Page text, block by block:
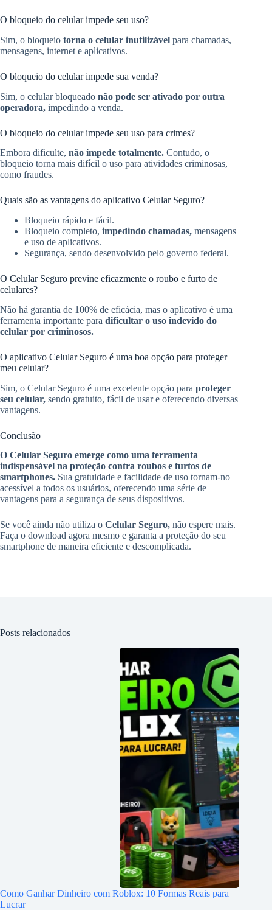
O bloqueio do celular impede seu uso?
Sim, o bloqueio torna o celular inutilizável para chamadas,
mensagens, internet e aplicativos.
O bloqueio do celular impede sua venda?
Sim, o celular bloqueado não pode ser ativado por outra
operadora, impedindo a venda.
O bloqueio do celular impede seu uso para crimes?
Embora dificulte, não impede totalmente. Contudo, o
bloqueio torna mais difícil o uso para atividades criminosas,
como fraudes.
Quais são as vantagens do aplicativo Celular Seguro?
Bloqueio rápido e fácil.
Bloqueio completo, impedindo chamadas, mensagens
e uso de aplicativos.
Segurança, sendo desenvolvido pelo governo federal.
O Celular Seguro previne eficazmente o roubo e furto de
celulares?
Não há garantia de 100% de eficácia, mas o aplicativo é uma
ferramenta importante para dificultar o uso indevido do
celular por criminosos.
O aplicativo Celular Seguro é uma boa opção para proteger
meu celular?
Sim, o Celular Seguro é uma excelente opção para proteger
seu celular, sendo gratuito, fácil de usar e oferecendo diversas
vantagens.
Conclusão
O Celular Seguro emerge como uma ferramenta
indispensável na proteção contra roubos e furtos de
smartphones. Sua gratuidade e facilidade de uso tornam-no
acessível a todos os usuários, oferecendo uma série de
vantagens para a segurança de seus dispositivos.
Se você ainda não utiliza o Celular Seguro, não espere mais.
Faça o download agora mesmo e garanta a proteção do seu
smartphone de maneira eficiente e descomplicada.
Posts relacionados
Como Ganhar Dinheiro com Roblox: 10 Formas Reais para
Lucrar